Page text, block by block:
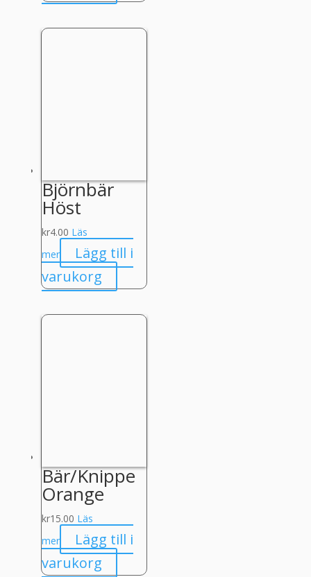
Björnbär
Höst
kr4.00 Läs
mer
Lägg till i
varukorg
Bär/Knippe
Orange
kr15.00 Läs
mer
Lägg till i
varukorg